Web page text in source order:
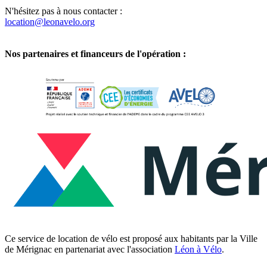
N'hésitez pas à nous contacter :
location@leonavelo.org
Nos partenaires et financeurs de l'opération :
Ce service de location de vélo est proposé aux habitants par la Ville
de Mérignac en partenariat avec l'association Léon à Vélo.